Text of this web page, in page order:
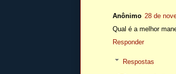
Anônimo 28 de
Qual é a melhor
Responder
Respostas